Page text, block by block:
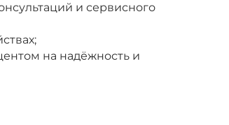
и сервисного
на надёжность и